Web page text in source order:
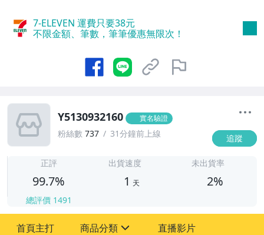
7-ELEVEN 運費只要38元
不限金額、筆數，筆筆優惠無限次！
Y5130932160 實名驗證
粉絲數 737 31分鐘前上線 追蹤
正評
99.7%
總評價 1491
出貨速度
1 天
未出貨率
2%
首頁主打 商品分類 直播影片